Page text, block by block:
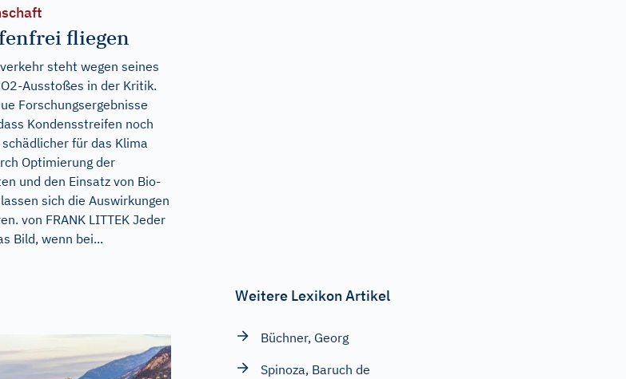
fliegen
steht wegen seines
Ausstoßes in der Kritik.
Forschungsergebnisse
Kondensstreifen noch
für das Klima
Optimierung der
und den Einsatz von Bio-
sich die Auswirkungen
von FRANK LITTEK Jeder
Bild, wenn bei...
Weitere Lexikon Artikel
Büchner, Georg
Spinoza, Baruch de